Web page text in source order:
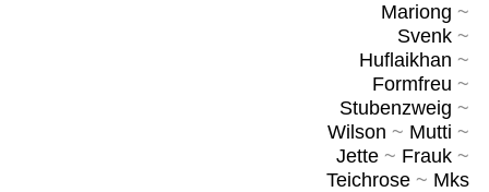
Mariong ~
Svenk~
Huflaikhan ~
Formfreu ~
Stubenzweig ~
Wilson ~ Mutti ~
Jette~ Frauk~
Teichrose~ Mks